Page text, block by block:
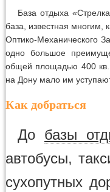
База отдыха
база, известная многим,
Оптико-Механического
одно большое
общей площадью 400
на Дону мало им
Как добраться
До базы
автобусы,
сухопутных